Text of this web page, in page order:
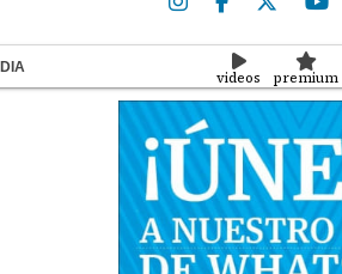
videos premium